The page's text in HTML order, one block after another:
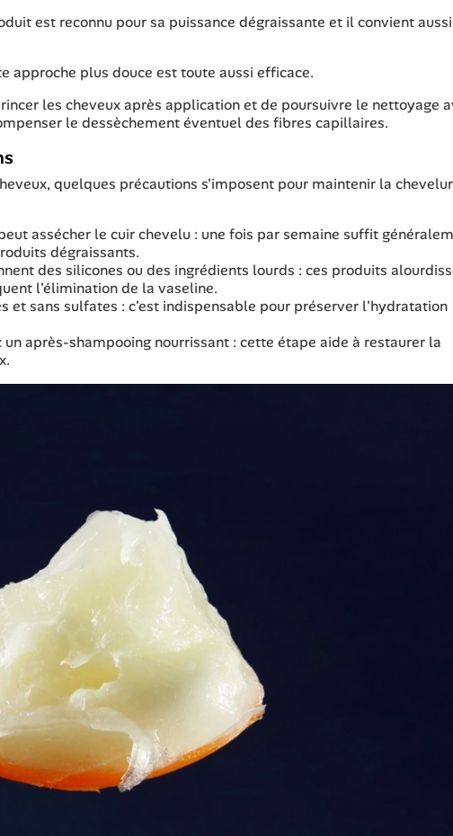
est reconnu pour sa puissance dégraissante et il convient aussi
approche plus douce est toute aussi efficace.
les cheveux après application et de poursuivre le nettoyage
le dessèchement éventuel des fibres capillaires.
quelques précautions s'imposent pour maintenir la
assécher le cuir chevelu : une fois par semaine suffit
dégraissants.
des silicones ou des ingrédients lourds : ces produits
l'élimination de la vaseline.
et sans sulfates : c'est indispensable pour préserver l'hydratation
après-shampooing nourrissant : cette étape aide à restaurer la